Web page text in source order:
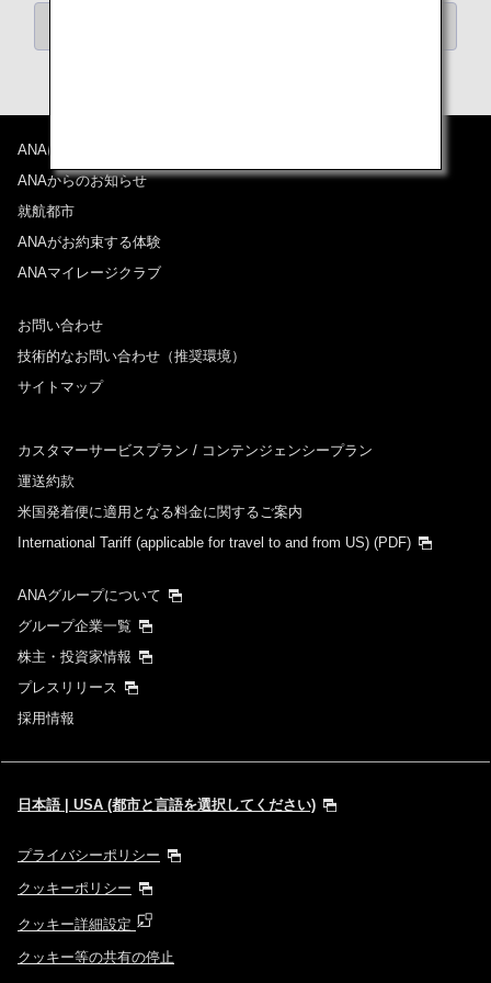
ANAについて
ANAからのお知らせ
就航都市
ANAがお約束する体験
ANAマイレージクラブ
お問い合わせ
技術的なお問い合わせ（推奨環境）
サイトマップ
カスタマーサービスプラン / コンテンジェンシープラン
運送約款
米国発着便に適用となる料金に関するご案内
International Tariff (applicable for travel to and from US) (PDF)
ANAグループについて
グループ企業一覧
株主・投資家情報
プレスリリース
採用情報
日本語 | USA (都市と言語を選択してください)
プライバシーポリシー
クッキーポリシー
クッキー詳細設定
クッキー等の共有の停止